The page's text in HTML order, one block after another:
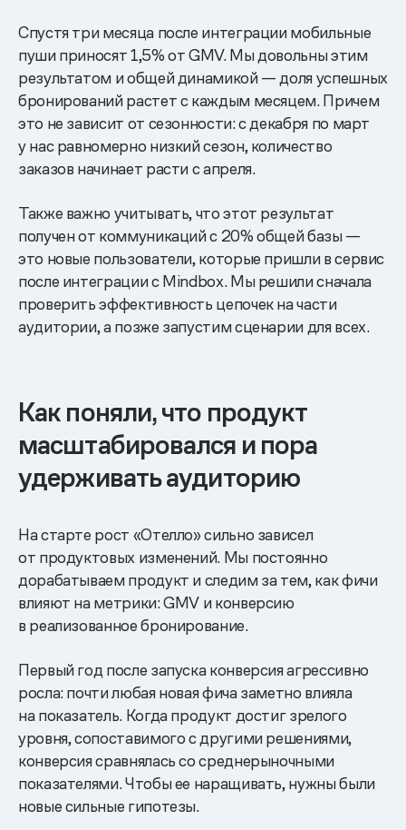
Спустя три месяца после интеграции мобильные
пуши приносят 1,5% от GMV. Мы довольны этим
результатом и общей динамикой — доля успешных
бронирований растет с каждым месяцем. Причем
это не зависит от сезонности: с декабря по март
у нас равномерно низкий сезон, количество
заказов начинает расти с апреля.
Также важно учитывать, что этот результат
получен от коммуникаций с 20% общей базы —
это новые пользователи, которые пришли в сервис
после интеграции с Mindbox. Мы решили сначала
проверить эффективность цепочек на части
аудитории, а позже запустим сценарии для всех.
Как поняли, что продукт
масштабировался и пора
удерживать аудиторию
На старте рост «Отелло» сильно зависел
от продуктовых изменений. Мы постоянно
дорабатываем продукт и следим за тем, как фичи
влияют на метрики: GMV и конверсию
в реализованное бронирование.
Первый год после запуска конверсия агрессивно
росла: почти любая новая фича заметно влияла
на показатель. Когда продукт достиг зрелого
уровня, сопоставимого с другими решениями,
конверсия сравнялась со среднерыночными
показателями. Чтобы ее наращивать, нужны были
новые сильные гипотезы.